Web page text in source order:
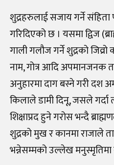
शुद्रहरुलाई सजाय गर्ने संहिता
गरिदिएको छ । यसमा द्विज
गाली गलौज गर्ने शुद्रको
नाम, गोत्र आदि अपमानजनक
अनुहारमा दाग बस्ने गरी दश
किलाले डामी दिनू, जसले गर्दा
शिक्षाप्रद हुने गरोस भन्दै
शुद्रको मुख र कानमा राजाले
भन्नेसम्मको उल्लेख मनुस्मृतिमा